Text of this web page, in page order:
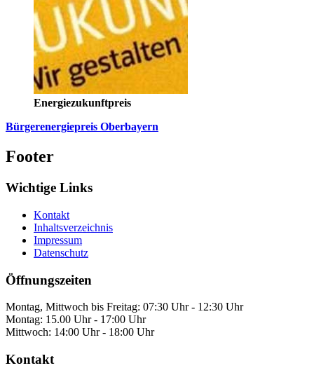
Energiezukunftpreis
Bürgerenergiepreis Oberbayern
Footer
Wichtige Links
Kontakt
Inhaltsverzeichnis
Impressum
Datenschutz
Öffnungszeiten
Montag, Mittwoch bis Freitag: 07:30 Uhr - 12:30 Uhr
Montag: 15.00 Uhr - 17:00 Uhr
Mittwoch: 14:00 Uhr - 18:00 Uhr
Kontakt